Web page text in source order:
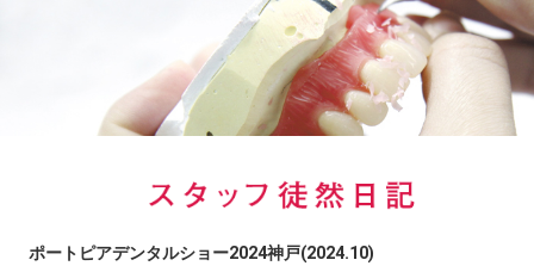
ポートピアデンタルショー2024神戸(2024.10)